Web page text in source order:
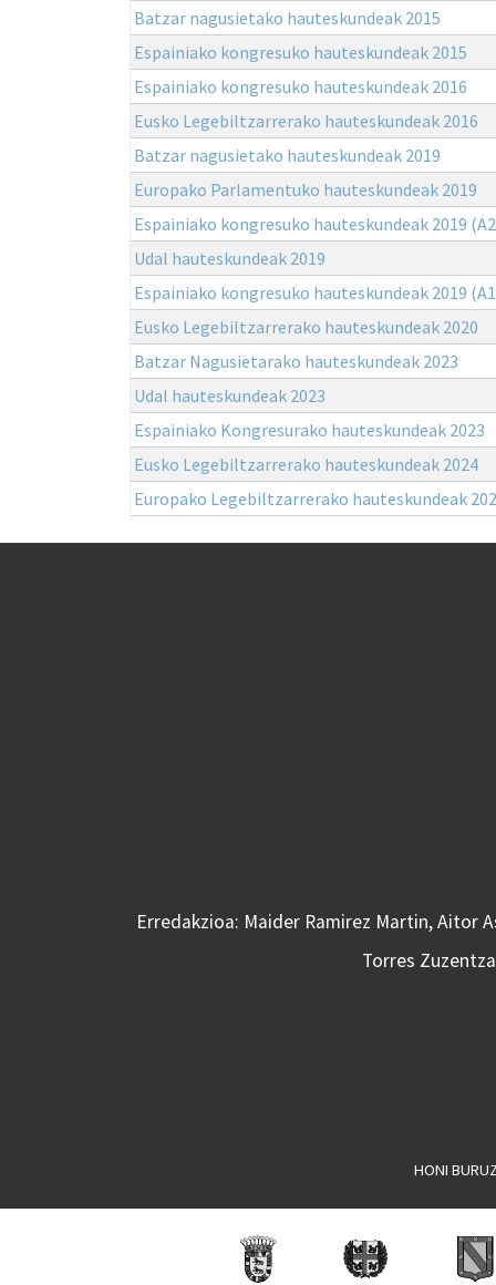
Batzar nagusietako hauteskundeak 2015
Espainiako kongresuko hauteskundeak 2015
Espainiako kongresuko hauteskundeak 2016
Eusko Legebiltzarrerako hauteskundeak 2016
Batzar nagusietako hauteskundeak 2019
Europako Parlamentuko hauteskundeak 2019
Espainiako kongresuko hauteskundeak 2019
Udal hauteskundeak 2019
Espainiako kongresuko hauteskundeak 2019
Eusko Legebiltzarrerako hauteskundeak 2020
Batzar Nagusietarako hauteskundeak 2023
Udal hauteskundeak 2023
Espainiako Kongresurako hauteskundeak 2023
Eusko Legebiltzarrerako hauteskundeak 2024
Europako Legebiltzarrerako hauteskundeak
Erredakzioa: Maider Ramirez Martin, Aitor
Torres
HONI BURUZ